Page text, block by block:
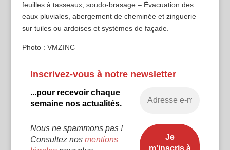
feuilles à tasseaux, soudo-brasage – Évacuation des
eaux pluviales, abergement de cheminée et zinguerie
sur tuiles ou ardoises et systèmes de façade.
Photo : VMZINC
Inscrivez-vous à notre newsletter
...pour recevoir chaque
semaine nos actualités.
Nous ne spammons pas !
Consultez nos mentions